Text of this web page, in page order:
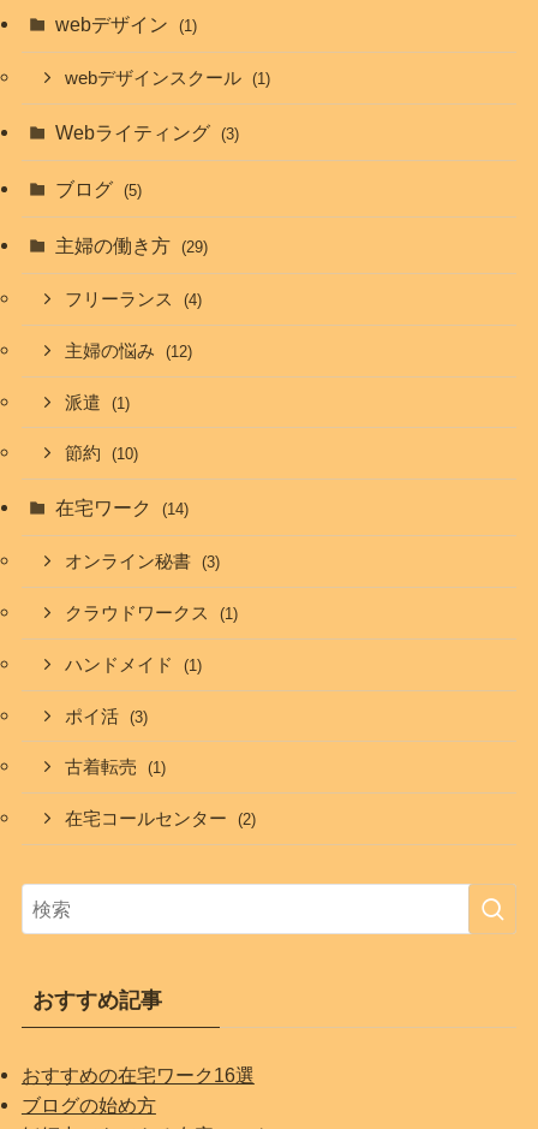
webデザイン (1)
webデザインスクール (1)
Webライティング (3)
ブログ (5)
主婦の働き方 (29)
フリーランス (4)
主婦の悩み (12)
派遣 (1)
節約 (10)
在宅ワーク (14)
オンライン秘書 (3)
クラウドワークス (1)
ハンドメイド (1)
ポイ活 (3)
古着転売 (1)
在宅コールセンター (2)
おすすめ記事
おすすめの在宅ワーク16選
ブログの始め方